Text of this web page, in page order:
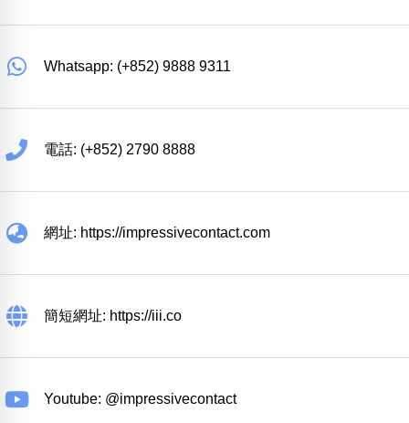
Whatsapp: (+852) 9888 9311
電話: (+852) 2790 8888
網址: https://impressivecontact.com
簡短網址: https://iii.co
Youtube: @impressivecontact